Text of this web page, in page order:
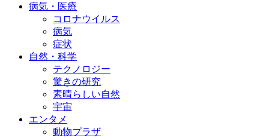
病気・医療
コロナウイルス
病気
症状
自然・科学
テクノロジー
驚きの研究
素晴らしい自然
宇宙
エンタメ
動物プラザ